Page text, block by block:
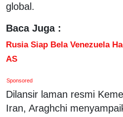
global.
Baca Juga :
Rusia Siap Bela Venezuela
AS
Sponsored
Dilansir laman resmi
Iran, Araghchi